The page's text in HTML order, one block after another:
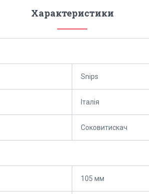
Характеристики
Snips
Італія
Соковитискач
105 мм